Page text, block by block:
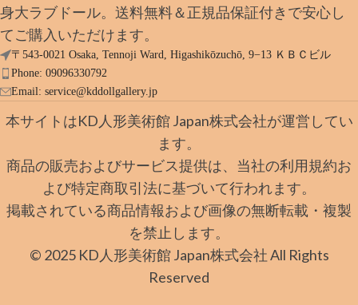
身大ラブドール。送料無料＆正規品保証付きで安心し
てご購入いただけます。
〒543-0021 Osaka, Tennoji Ward, Higashikōzuchō, 9−13 ＫＢＣビル
Phone: 09096330792
Email: service@kddollgallery.jp
本サイトはKD人形美術館 Japan株式会社が運営してい
ます。
商品の販売およびサービス提供は、当社の利用規約お
よび特定商取引法に基づいて行われます。
掲載されている商品情報および画像の無断転載・複製
を禁止します。
© 2025 KD人形美術館 Japan株式会社 All Rights
Reserved